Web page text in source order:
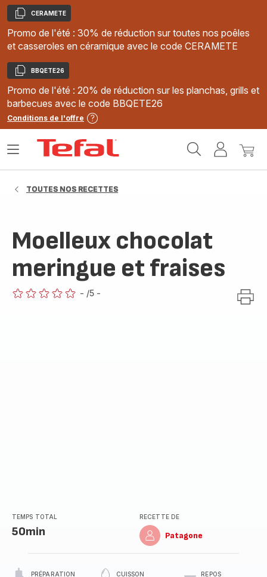
Copier
CERAMETE
Promo de l'été : 30% de réduction sur toutes nos poêles
et casseroles en céramique avec le code CERAMETE
Copier
BBQETE26
Promo de l'été : 20% de réduction sur les planchas, grills et
barbecues avec le code BBQETE26
Conditions de l'offre
MonMon
Ouvrir
TOUTES NOS RECETTES
Moelleux chocolat
meringue et fraises
- /5 -
TEMPS TOTAL
50min
RECETTE DE
Patagone
PRÉPARATION CUISSON REPOS